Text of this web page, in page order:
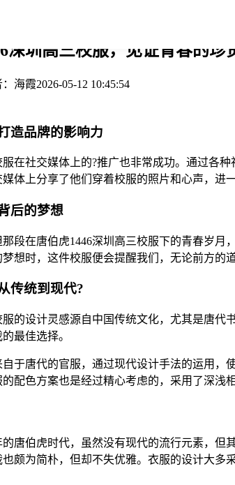
深圳高三校服，见证青春的珍
海霞2026-05-12 10:45:54
造品牌的影响力
服在社交媒体上的?推广也非常成功。通过各
体上分享了他们穿着校服的照片和心声，进
后的梦想
段在唐伯虎1446深圳高三校服下的青春岁
想时，这件校服便会提醒我们，无论前方的
传统到现代?
服的设计灵感源自中国传统文化，尤其是唐
最佳选择。
于唐代的官服，通过现代设计手法的运用
配色方案也是经过精心考虑的，采用了深浅
的唐伯虎时代，虽然没有现代的流行元素，
颇为简朴，但却不失优雅。衣服的设计大多